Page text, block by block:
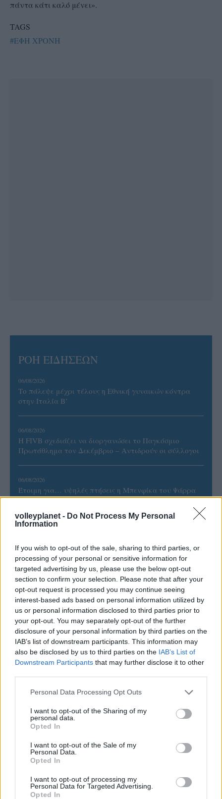
volleyplanet - Do Not Process My Personal
Information
If you wish to opt-out of the sale, sharing to third parties, or
processing of your personal or sensitive information for
targeted advertising by us, please use the below opt-out
section to confirm your selection. Please note that after your
opt-out request is processed you may continue seeing
interest-based ads based on personal information utilized by
us or personal information disclosed to third parties prior to
your opt-out. You may separately opt-out of the further
disclosure of your personal information by third parties on the
IAB’s list of downstream participants. This information may
also be disclosed by us to third parties on the IAB’s List of
Downstream Participants that may further disclose it to other
Please note that this website/app uses one or more Google
not limited to your visit or usage behaviour. You may click to
grant or deny consent to Google and its third-party tags to
use your data for below specified purposes in below Google
consent section.
Personal Data Processing Opt Outs
I want to opt-out of the Sharing of my
personal data.
Opted In
I want to opt-out of the Sale of my
Personal Data.
Opted In
I want to opt-out of processing my
Personal Data for Targeted Advertising.
Opted In
πάντα κάτι καλό μένει».
TAGS
#ΕΦΗ ΧΡΟΝΗ
ΡΟΗ ΕΙΔΗΣΕΩΝ
06/08/2026
Το πάλεψε μέχρι τέλους η Εθνική γυναικών κόντρα
στην Ιταλία Β’
06/08/2026
Η FIVB σχεδιάζει να διοργανώσει το Παγκόσμιο
Πρωτάθλημα τον Δεκέμβριο – Αντιδρούν οι σύλλογοι
06/08/2026
Έτοιμη για… υψηλές πτήσεις η Μπενφίκα του Ψάρρα
με τον «Ιπτάμενο Ολλανδό» Βίλτενμπουργκ
05/08/2026
Ουρμπίνο
05/08/2026
Προς στρατηγική συνεργασία ΠΑΣΑΠΠ και
Πανεπιστημίου Πατρών
05/08/2026
Πρώτο δυνατό τεστ της Εθνικής Γυναικών επί ιταλικού
εδάφους με Σουηδία
ΓΝΩΜΕΣ
ΠΕΝΥ ΡΟΝΤΟΓΙΑΝΝΗ
στο σήμερα: Tο τρίτο
ευρωπαϊκό ραντεβού του